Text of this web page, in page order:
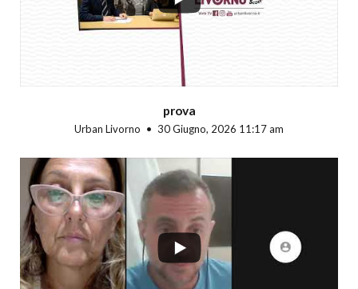
prova
Urban Livorno 30 Giugno, 2026 11:17 am